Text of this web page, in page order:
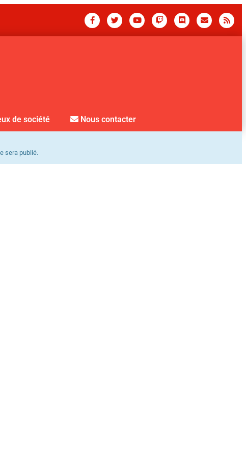
de société Nous contacter
sera publié.